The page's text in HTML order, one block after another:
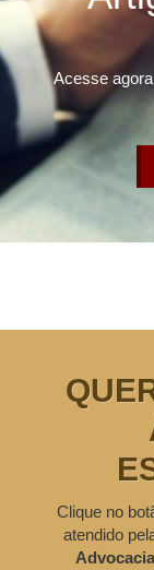
Acesse
Clique no
atendido